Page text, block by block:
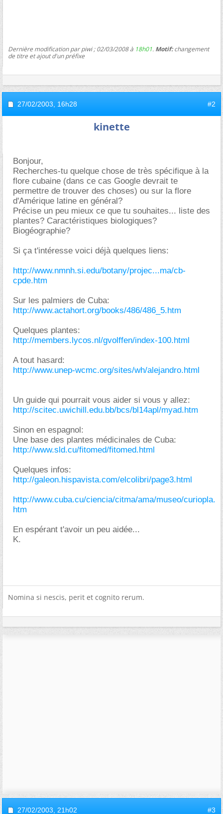
Dernière modification par piwi ; 02/03/2008 à 18h01. Motif:changement
de titre et ajout d'un préfixe
27/02/2003, 16h28 #2
kinette
Bonjour,
Recherches-tu quelque chose de très spécifique à la
flore cubaine (dans ce cas Google devrait te
permettre de trouver des choses) ou sur la flore
d'Amérique latine en général?
Précise un peu mieux ce que tu souhaites... liste des
plantes? Caractéristiques biologiques?
Biogéographie?
Si ça t'intéresse voici déjà quelques liens:
http://www.nmnh.si.edu/botany/projec...ma/cb-
cpde.htm
Sur les palmiers de Cuba:
http://www.actahort.org/books/486/486_5.htm
Quelques plantes:
http://members.lycos.nl/gvolffen/index-100.html
A tout hasard:
http://www.unep-wcmc.org/sites/wh/alejandro.html
Un guide qui pourrait vous aider si vous y allez:
http://scitec.uwichill.edu.bb/bcs/bl14apl/myad.htm
Sinon en espagnol:
Une base des plantes médicinales de Cuba:
http://www.sld.cu/fitomed/fitomed.html
Quelques infos:
http://galeon.hispavista.com/elcolibri/page3.html
http://www.cuba.cu/ciencia/citma/ama/museo/curiopla.
htm
En espérant t'avoir un peu aidée...
K.
Nomina si nescis, perit et cognito rerum.
27/02/2003, 21h02 #3